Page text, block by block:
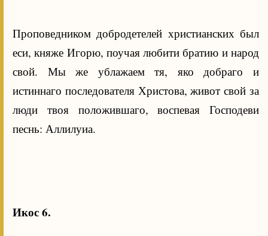
Проповедником добродетелей христианских был
еси, княже Игорю, поучая любити братию и народ
свой. Мы же ублажаем тя, яко добраго и
истиннаго последователя Христова, живот свой за
люди твоя положившаго, воспевая Господеви
песнь: Аллилуиа.
Икос 6.